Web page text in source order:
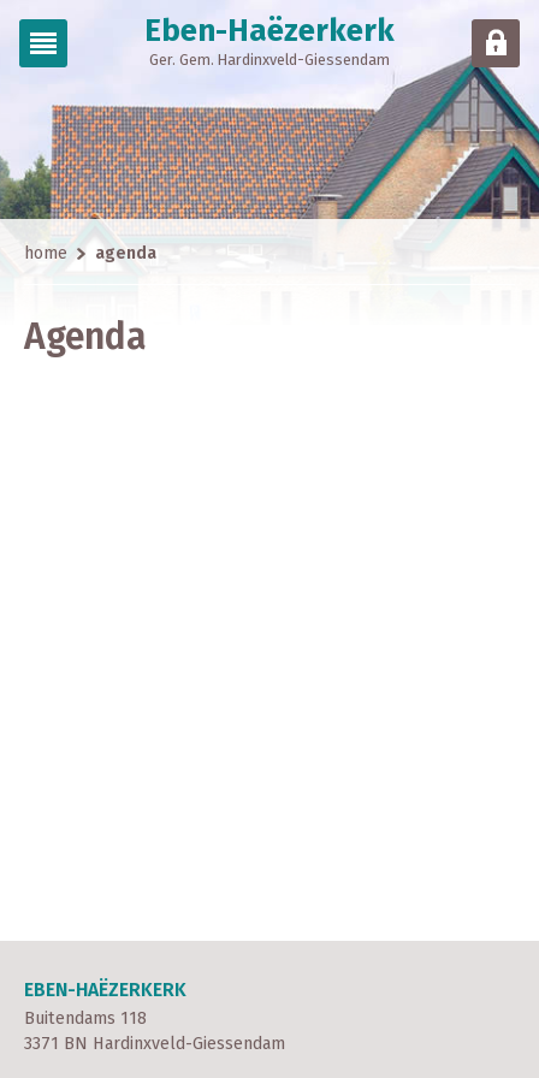
Eben-Haëzerkerk
Ger. Gem. Hardinxveld-Giessendam
home agenda
Agenda
EBEN-HAËZERKERK
Buitendams 118
3371 BN Hardinxveld-Giessendam